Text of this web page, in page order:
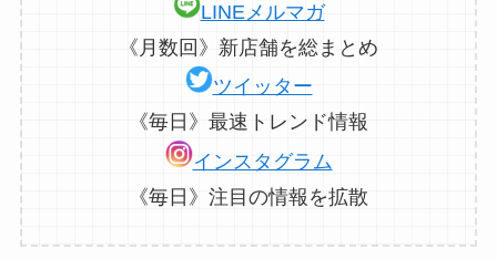
LINEメルマガ
《月数回》新店舗を総まとめ
ツイッター
《毎日》最速トレンド情報
インスタグラム
《毎日》注目の情報を拡散